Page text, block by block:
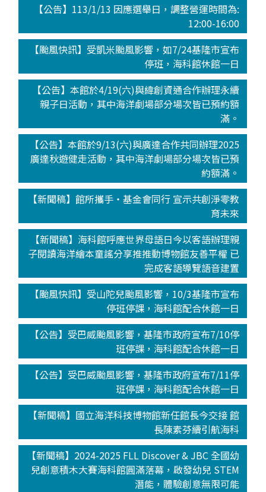
【公告】113/1/13 因應選舉日，調整營運時間為:
12:00-16:00
【颱風快訊】受凱米颱風影響，如7/24基隆市宣布
停班，海科館休館一日
【公告】本館於4/19(六)與緯創資通合作辦理永續
親子日活動，其中海洋劇場部分場次皆已預約額
滿。
【公告】本館於9/13(六)與廣達合作共同辦理2025
廣達秋遊健走活動，其中海洋劇場部分場次皆已預
約額滿。
【新聞稿】館所攜手‧基金會同行 宣示共創淨零教
育未來
【新聞稿】海科館呼應世界母語日今以客語辦理親
子閱讀海洋繪本童謠分享推推動博物館友善平權 已
完成客語導覽語音建置
【颱風快訊】受山陀兒颱風影響，10/3基隆市宣布
停班停課，海科館配合休館一日
【公告】受巴威颱風影響，基隆市政府宣布7/10停
班停課，海科館配合休館一日
【公告】受巴威颱風影響，基隆市政府宣布7/11停
班停課，海科館配合休館一日
【新聞稿】國立海洋科技博物館新任館長今交接 館
長陳素芬續引航海科
【新聞稿】2024-2025 FLL Discover & JBC 全國幼
兒創意積木大賽海科館圓滿落幕，啟發幼兒 STEM
潛能，體驗創意無限可能